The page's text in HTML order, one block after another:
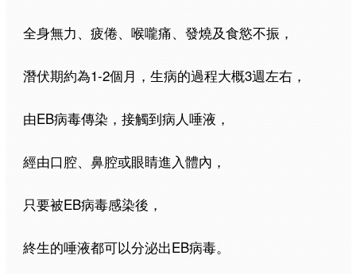
全身無力、疲倦、喉嚨痛、發燒及食慾不振，
潛伏期約為1-2個月，生病的過程大概3週左右，
由EB病毒傳染，接觸到病人唾液，
經由口腔、鼻腔或眼睛進入體內，
只要被EB病毒感染後，
終生的唾液都可以分泌出EB病毒。